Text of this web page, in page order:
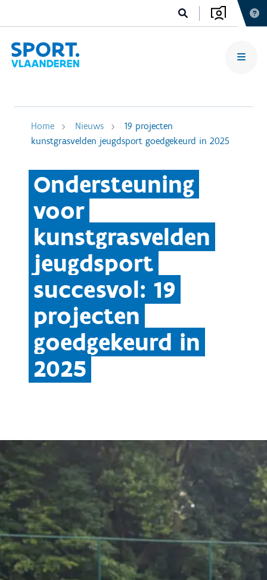
Home Nieuws
19 projecten
kunstgrasvelden jeugdsport goedgekeurd in 2025
Ondersteuning
voor
kunstgrasvelden
jeugdsport
succesvol: 19
projecten
goedgekeurd in
2025